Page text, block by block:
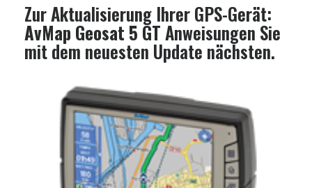
Zur Aktualisierung Ihrer GPS-Gerät:
AvMap Geosat 5 GTAnweisungen Sie
mit dem neuesten Update nächsten.